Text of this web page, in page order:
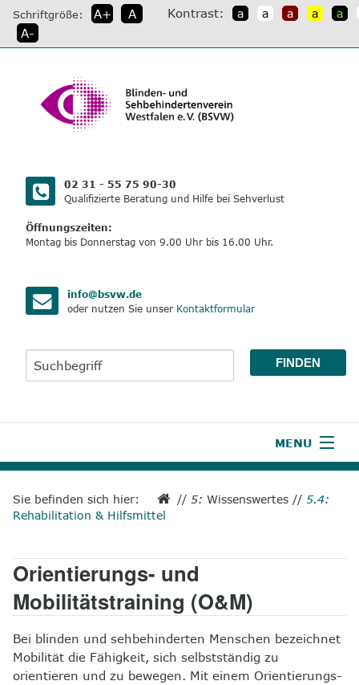
direkt
zum
Inhalt
Schriftgröße: A+
A
A-
Kontrast: a a a a a
02 31 - 55 75 90-30
Qualifizierte Beratung und Hilfe bei Sehverlust
Öffnungszeiten:
Montag bis Donnerstag von 9.00 Uhr bis 16.00 Uhr.
info@bsvw.de
oder nutzen Sie unser Kontaktformular
MENU
2
Aktuelles
3
Wir über uns
4Unsere Leistungen
6
Unterstützen
Sie befinden sich hier: //5:Wissenswertes //5.4:
Rehabilitation & Hilfsmittel
Orientierungs- und
Mobilitätstraining (O&M)
Bei blinden und sehbehinderten Menschen bezeichnet
Mobilität die Fähigkeit, sich selbstständig zu
orientieren und zu bewegen. Mit einem Orientierungs-